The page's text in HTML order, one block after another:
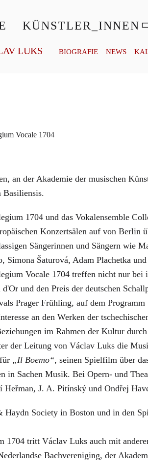
KÜNSTLER_INNEN
LUKS BIOGRAFIE NEWS
Vocale 1704
an der Akademie der musischen
Basiliensis.
1704 und das Vokalensemble
Konzertsälen auf von Berlin
Sängerinnen und Sängern wie
Šaturová, Adam Plachetka
Vocale 1704 treffen nicht nur bei
d'Or und den Preis der deutschen
Prager Frühling, auf dem Programm
an den Werken der
im Rahmen der Kultur
der Leitung von Václav Luks die
„Il Boemo“, seinen Spielfilm über
in Sachen Musik. Bei Opern- und
J. A. Pitínský und Ondřej
Society in Boston und in den
tritt Václav Luks auch mit
Bachvereniging, der